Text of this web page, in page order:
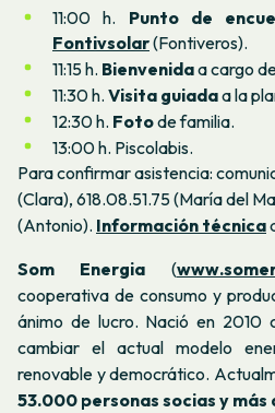
11:00 h. Punto de
Fontivsolar(Fontiveros).
11:15 h. Bienvenidaa cargo
11:30 h. Visita guiadaa la
12:30 h. Fotode familia.
13:00 h. Piscolabis.
Para confirmar asistencia:
(Clara), 618.08.51.75 (María del
(Antonio). Información técnica
Som Energia (
cooperativa de consumo y
ánimo de lucro. Nació en 2010
cambiar el actual modelo
renovable y democrático.
53.000 personas socias y